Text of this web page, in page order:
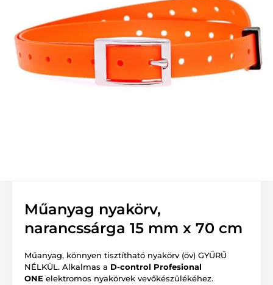
Műanyag nyakörv,
narancssárga 15 mm x 70 cm
Műanyag, könnyen tisztítható nyakörv (öv) GYŰRŰ
NÉLKÜL. Alkalmas a D-control Profesional
ONE elektromos nyakörvek vevőkészülékéhez.